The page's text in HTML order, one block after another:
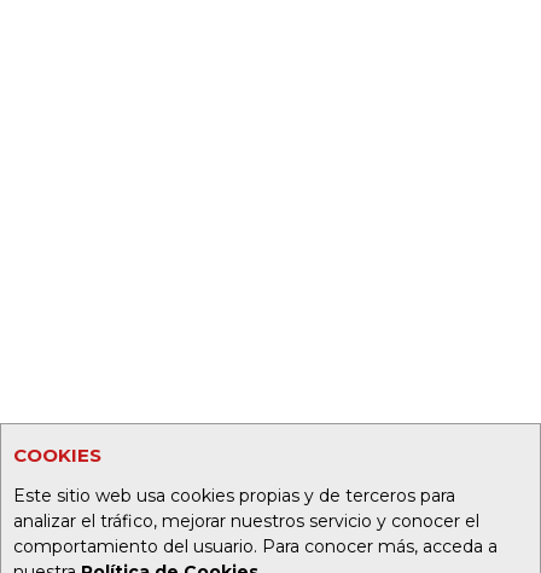
COOKIES
Este sitio web usa cookies propias y de terceros para
analizar el tráfico, mejorar nuestros servicio y conocer el
comportamiento del usuario. Para conocer más, acceda a